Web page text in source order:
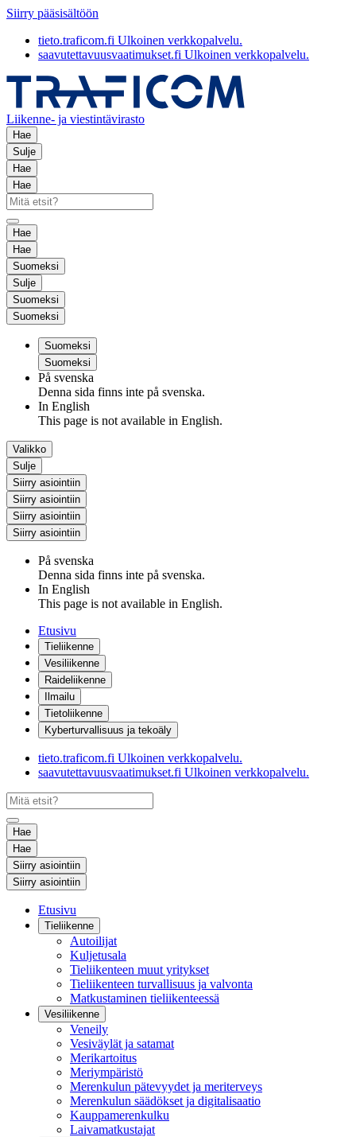
Siirry pääsisältöön
tieto.traficom.fi Ulkoinen verkkopalvelu.
saavutettavuusvaatimukset.fi Ulkoinen verkkopalvelu.
Liikenne- ja viestintävirasto
Hae
Sulje
Hae
Hae
Hae
Hae
Suomeksi
Sulje
Suomeksi
Suomeksi
Suomeksi
Suomeksi
På svenska
Denna sida finns inte på svenska.
In English
This page is not available in English.
Valikko
Sulje
Siirry asiointiin
Siirry asiointiin
Siirry asiointiin
Siirry asiointiin
På svenska
Denna sida finns inte på svenska.
In English
This page is not available in English.
Etusivu
Tieliikenne
Vesiliikenne
Raideliikenne
Ilmailu
Tietoliikenne
Kyberturvallisuus ja tekoäly
tieto.traficom.fi Ulkoinen verkkopalvelu.
saavutettavuusvaatimukset.fi Ulkoinen verkkopalvelu.
Hae
Hae
Siirry asiointiin
Siirry asiointiin
Etusivu
Tieliikenne
Autoilijat
Kuljetusala
Tieliikenteen muut yritykset
Tieliikenteen turvallisuus ja valvonta
Matkustaminen tieliikenteessä
Vesiliikenne
Veneily
Vesiväylät ja satamat
Merikartoitus
Meriympäristö
Merenkulun pätevyydet ja meriterveys
Merenkulun säädökset ja digitalisaatio
Kauppamerenkulku
Laivamatkustajat